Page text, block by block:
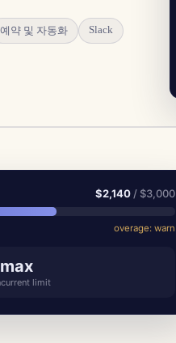
예약 및 자동화 Slack
$2,140 / $3,000
overage: warn
limit